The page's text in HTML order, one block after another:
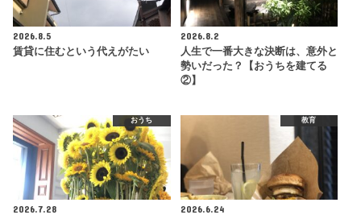
2026.8.5
賃貸に住むという代えがたい
2026.8.2
人生で一番大きな決断は、意外と
勢いだった？【おうちを建てる
②】
おうち
2026.7.28
教育
2026.6.24